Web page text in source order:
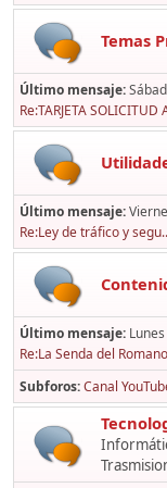
Temas
Último mensaje:
Re:TARJETA SOLICITUD
Último mensaje:
Re:Ley de tráfico y
Último mensaje:
Re:La Senda del Romano
Subforos Canal